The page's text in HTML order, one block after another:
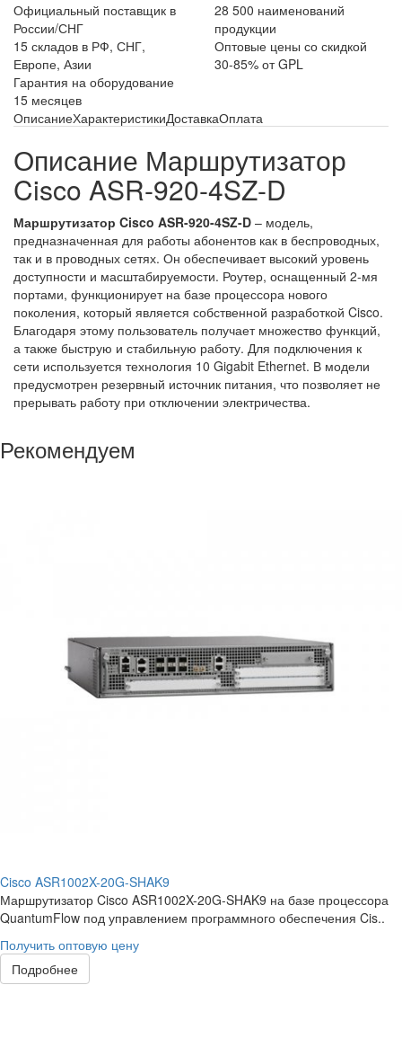
Официальный поставщик в
России/СНГ
28 500 наименований
продукции
15 складов в РФ, СНГ,
Европе, Азии
Оптовые цены со скидкой
30-85% от GPL
Гарантия на оборудование
15 месяцев
ОписаниеХарактеристикиДоставкаОплата
Описание Маршрутизатор
Cisco ASR-920-4SZ-D
Маршрутизатор Cisco ASR-920-4SZ-D – модель,
предназначенная для работы абонентов как в беспроводных,
так и в проводных сетях. Он обеспечивает высокий уровень
доступности и масштабируемости. Роутер, оснащенный 2-мя
портами, функционирует на базе процессора нового
поколения, который является собственной разработкой Cisco.
Благодаря этому пользователь получает множество функций,
а также быструю и стабильную работу. Для подключения к
сети используется технология 10 Gigabit Ethernet. В модели
предусмотрен резервный источник питания, что позволяет не
прерывать работу при отключении электричества.
Рекомендуем
Cisco ASR1002X-20G-SHAK9
Маршрутизатор Cisco ASR1002X-20G-SHAK9 на базе процессора
QuantumFlow под управлением программного обеспечения Cis..
Получить оптовую цену
Подробнее